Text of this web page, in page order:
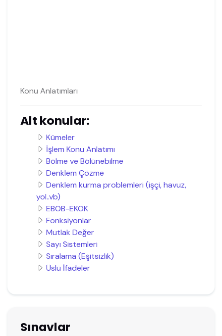
Konu Anlatımları
Alt konular:
Kümeler
İşlem Konu Anlatımı
Bölme ve Bölünebilme
Denklem Çözme
Denklem kurma problemleri (işçi, havuz,
yol..vb)
EBOB-EKOK
Fonksiyonlar
Mutlak Değer
Sayı Sistemleri
Sıralama (Eşitsizlik)
Üslü İfadeler
Sınavlar